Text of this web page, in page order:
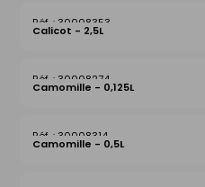
30008353
Calicot - 2,5L
30008274
Camomille - 0,125L
30008314
Camomille - 0,5L